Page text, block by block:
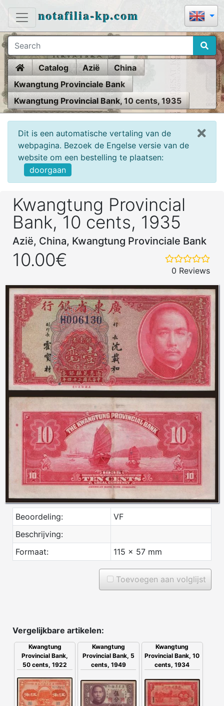
notafilia-kp.com
HomeCatalog Azië
China
Kwangtung Provinciale Bank
Kwangtung Provincial Bank, 10 cents, 1935
Dit is een automatische vertaling van de
webpagina. Bezoek de Engelse versie van de
website om een bestelling te plaatsen:
doorgaan
Kwangtung Provincial
Bank, 10 cents, 1935
Azië, China, Kwangtung Provinciale Bank
10.00€
0 Reviews
Beoordeling:
VF
Beschrijving:
Formaat:
115 x 57 mm
Toevoegen aan volglijst
Vergelijkbare artikelen:
Kwangtung
Provincial Bank,
50 cents, 1922
Kwangtung
Provincial Bank, 5
cents, 1949
Kwangtung
Provincial Bank, 10
cents, 1934